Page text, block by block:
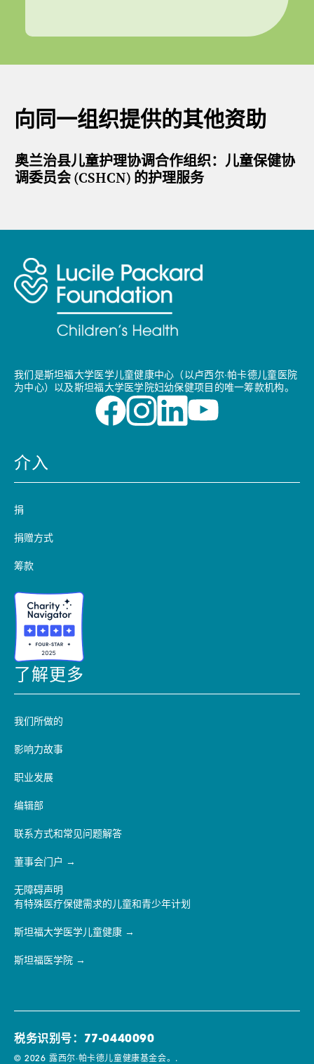
向同一组织提供的其他资助
奥兰治县儿童护理协调合作组织：儿童保健协
调委员会 (CSHCN) 的护理服务
我们是斯坦福大学医学儿童健康中心（以卢西尔·帕卡德儿童医院
为中心）以及斯坦福大学医学院妇幼保健项目的唯一筹款机构。
介入
捐
捐赠方式
筹款
了解更多
我们所做的
影响力故事
职业发展
编辑部
联系方式和常见问题解答
董事会门户
无障碍声明
有特殊医疗保健需求的儿童和青少年计划
斯坦福大学医学儿童健康
斯坦福医学院
税务识别号：77-0440090
© 2026 露西尔·帕卡德儿童健康基金会。.